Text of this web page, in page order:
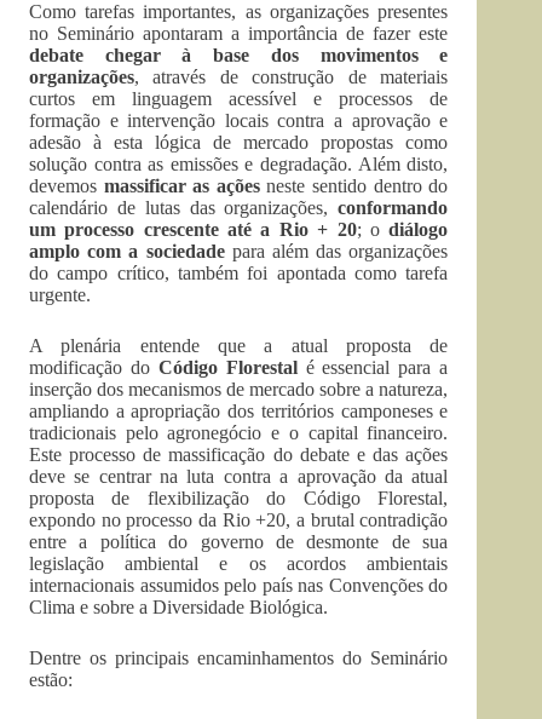
Como tarefas importantes, as organizações presentes
no Seminário apontaram a importância de fazer este
debate chegar à base dos movimentos e
organizações, através de construção de materiais
curtos em linguagem acessível e processos de
formação e intervenção locais contra a aprovação e
adesão à esta lógica de mercado propostas como
solução contra as emissões e degradação. Além disto,
devemos massificar as açõesneste sentido dentro do
calendário de lutas das organizações,conformando
um processo crescente até a Rio + 20; odiálogo
amplo com a sociedadepara além das organizações
do campo crítico, também foi apontada como tarefa
urgente.
A plenária entende que a atual proposta de
modificação do Código Florestalé essencial para a
inserção dos mecanismos de mercado sobre a natureza,
ampliando a apropriação dos territórios camponeses e
tradicionais pelo agronegócio e o capital financeiro.
Este processo de massificação do debate e das ações
deve se centrar na luta contra a aprovação da atual
proposta de flexibilização do Código Florestal,
expondo no processo da Rio +20, a brutal contradição
entre a política do governo de desmonte de sua
legislação ambiental e os acordos ambientais
internacionais assumidos pelo país nas Convenções do
Clima e sobre a Diversidade Biológica.
Dentre os principais encaminhamentos do Seminário
estão: